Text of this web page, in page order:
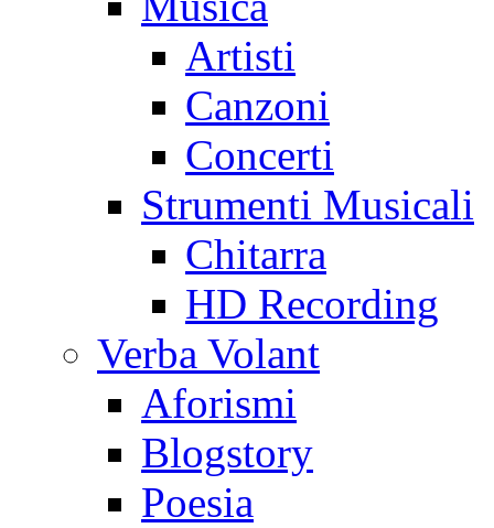
Artisti
Canzoni
Concerti
Strumenti Musicali
Chitarra
HD Recording
Verba Volant
Aforismi
Blogstory
Poesia